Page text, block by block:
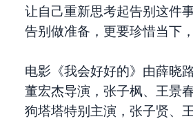
让自己重新思考起告别这件
告别做准备，更要珍惜当下
电影《我会好好的》由薛晓
董宏杰导演，张子枫、王景
狗塔塔特别主演，张子贤、